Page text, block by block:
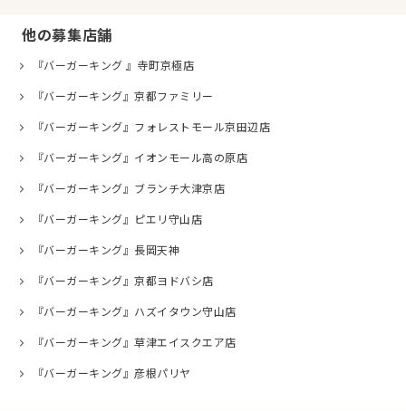
他の募集店舗
『バーガーキング 』寺町京極店
『バーガーキング』京都ファミリー
『バーガーキング』フォレストモール京田辺店
『バーガーキング』イオンモール高の原店
『バーガーキング』ブランチ大津京店
『バーガーキング』ピエリ守山店
『バーガーキング』長岡天神
『バーガーキング』京都ヨドバシ店
『バーガーキング』ハズイタウン守山店
『バーガーキング』草津エイスクエア店
『バーガーキング』彦根パリヤ